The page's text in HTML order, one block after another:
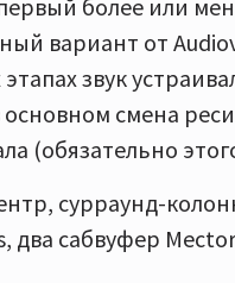
более или
вариант от
звук
смена
(обязательно
сурраунд-
два сабвуфер